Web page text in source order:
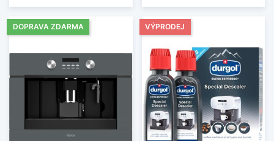
DOPRAVA ZDARMA VÝPRODEJ